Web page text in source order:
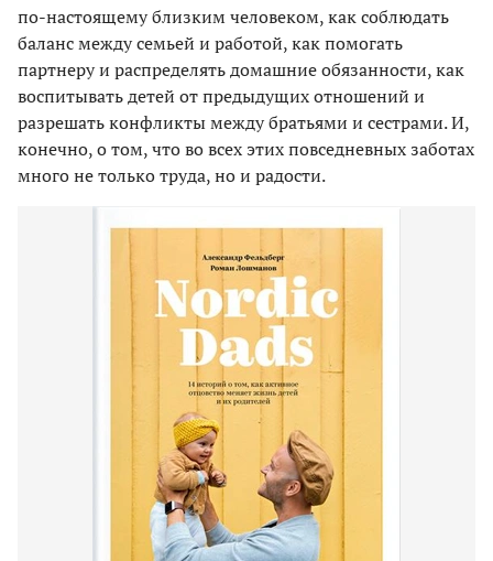
по-настоящему близким человеком, как соблюдать
баланс между семьей и работой, как помогать
партнеру и распределять домашние обязанности, как
воспитывать детей от предыдущих отношений и
разрешать конфликты между братьями и сестрами. И,
конечно, о том, что во всех этих повседневных заботах
много не только труда, но и радости.